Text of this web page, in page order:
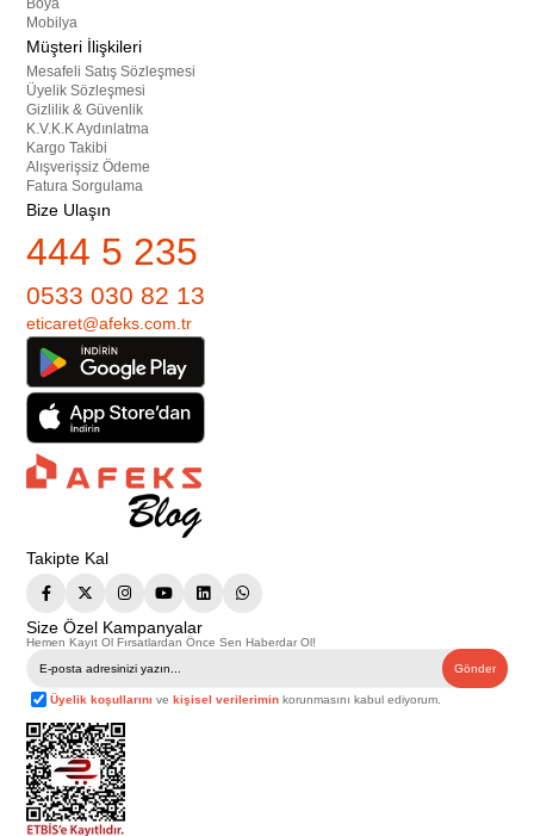
Boya
Mobilya
Müşteri İlişkileri
Mesafeli Satış Sözleşmesi
Üyelik Sözleşmesi
Gizlilik & Güvenlik
K.V.K.K Aydınlatma
Kargo Takibi
Alışverişsiz Ödeme
Fatura Sorgulama
Bize Ulaşın
444 5 235
0533 030 82 13
eticaret@afeks.com.tr
Takipte Kal
Size Özel Kampanyalar
Hemen Kayıt Ol Fırsatlardan Önce Sen Haberdar Ol!
Gönder
Üyelik koşullarını vekişisel verilerimin korunmasını kabul ediyorum.